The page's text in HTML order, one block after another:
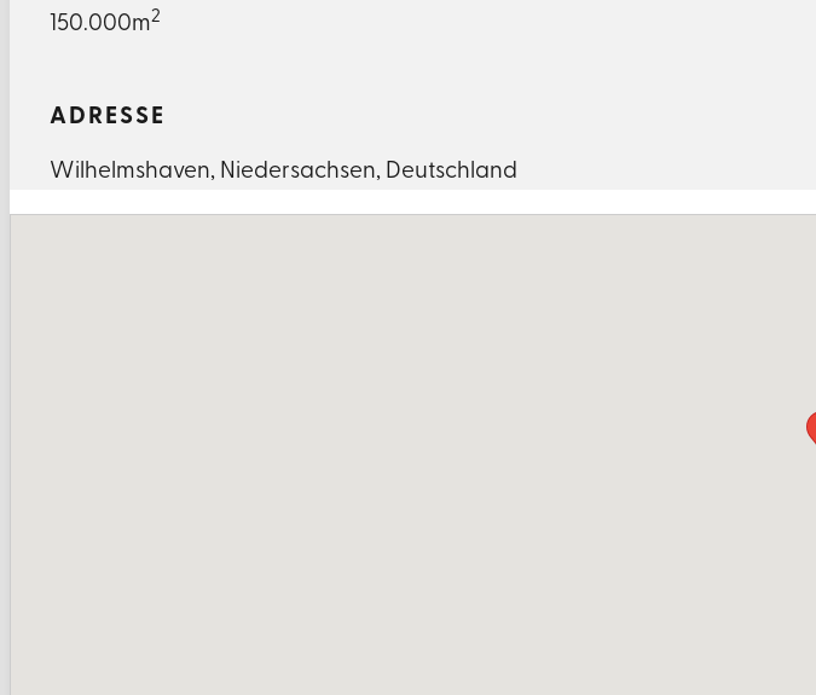
150.000m2
ADRESSE
Wilhelmshaven, Niedersachsen, Deutschland